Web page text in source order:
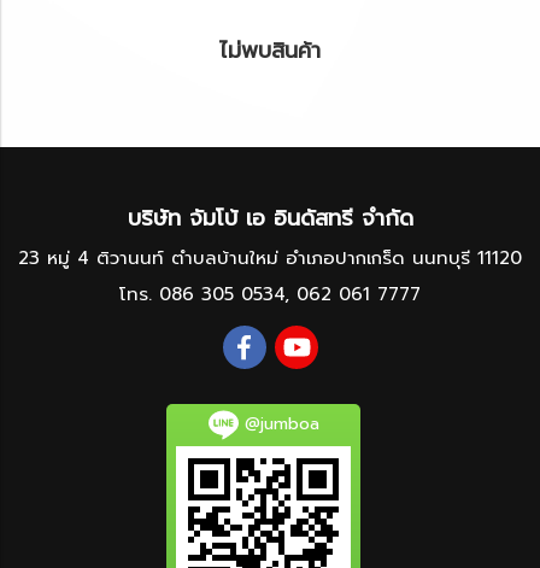
ไม่พบสินค้า
บริษัท จัมโบ้ เอ อินดัสทรี จำกัด
23 หมู่ 4 ติวานนท์ ตำบลบ้านใหม่ อำเภอปากเกร็ด นนทบุรี 11120
โทร. 086 305 0534, 062 061 7777
@jumboa